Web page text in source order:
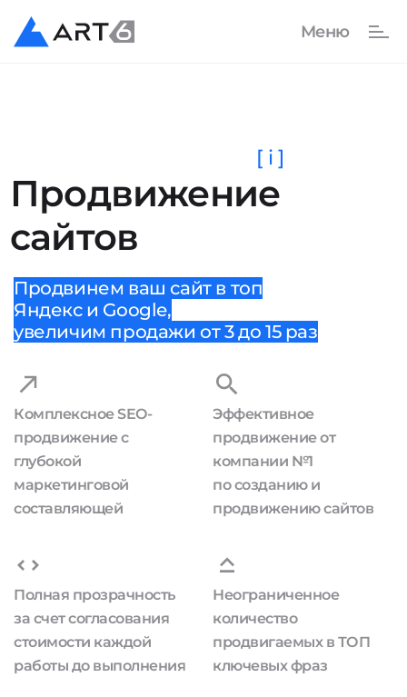
Продвижение
сайтов
[ i ]
Продвинем ваш сайт в топ
Яндекс и Google,
увеличим продажи от 3 до 15 раз
Комплексное SEO-
продвижение с
глубокой
маркетинговой
составляющей
Эффективное
продвижение от
компании №1
по созданию и
продвижению сайтов
Полная прозрачность
за счет согласования
стоимости каждой
работы до выполнения
Неограниченное
количество
продвигаемых в ТОП
ключевых фраз